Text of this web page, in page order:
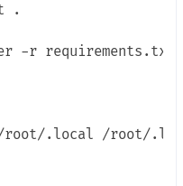
.
-r requirements.txt
/root/.local /root/